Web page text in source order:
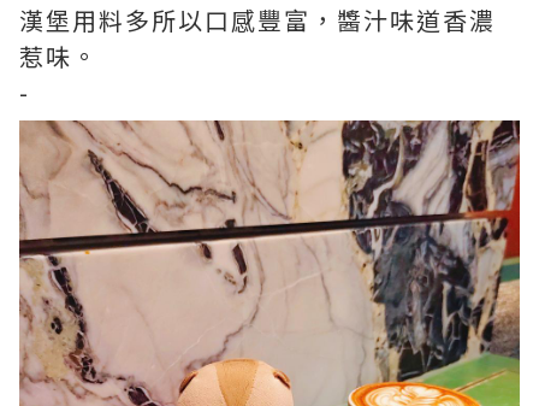
漢堡用料多所以口感豐富，醬汁味道香濃
惹味。
-